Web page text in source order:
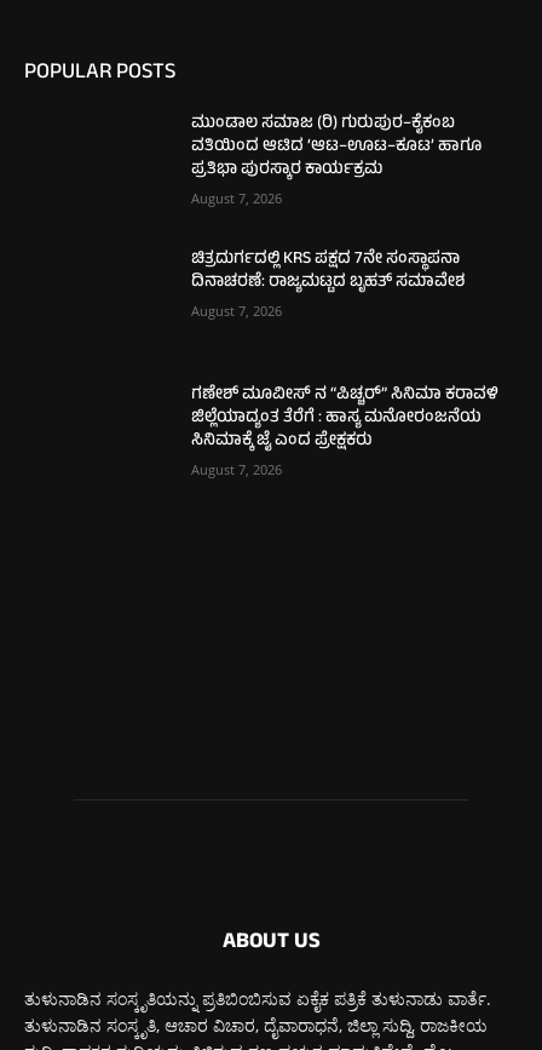
POPULAR POSTS
ಮುಂಡಾಲ ಸಮಾಜ (ರಿ) ಗುರುಪುರ–ಕೈಕಂಬ
ವತಿಯಿಂದ ಆಟಿದ ‘ಆಟ–ಊಟ–ಕೂಟ’ ಹಾಗೂ
ಪ್ರತಿಭಾ ಪುರಸ್ಕಾರ ಕಾರ್ಯಕ್ರಮ
August 7, 2026
ಚಿತ್ರದುರ್ಗದಲ್ಲಿ KRS ಪಕ್ಷದ 7ನೇ ಸಂಸ್ಥಾಪನಾ
ದಿನಾಚರಣೆ: ರಾಜ್ಯಮಟ್ಟದ ಬೃಹತ್ ಸಮಾವೇಶ
August 7, 2026
ಗಣೇಶ್ ಮೂವೀಸ್ ನ “ಪಿಚ್ಚರ್” ಸಿನಿಮಾ ಕರಾವಳಿ
ಜಿಲ್ಲೆಯಾದ್ಯಂತ ತೆರೆಗೆ : ಹಾಸ್ಯ ಮನೋರಂಜನೆಯ
ಸಿನಿಮಾಕ್ಕೆ ಜೈ ಎಂದ ಪ್ರೇಕ್ಷಕರು
August 7, 2026
ABOUT US
ತುಳುನಾಡಿನ ಸಂಸ್ಕೃತಿಯನ್ನು ಪ್ರತಿಬಿಂಬಿಸುವ ಏಕೈಕ ಪತ್ರಿಕೆ ತುಳುನಾಡು ವಾರ್ತೆ.
ತುಳುನಾಡಿನ ಸಂಸ್ಕೃತಿ, ಆಚಾರ ವಿಚಾರ, ದೈವಾರಾಧನೆ, ಜಿಲ್ಲಾ ಸುದ್ದಿ, ರಾಜಕೀಯ